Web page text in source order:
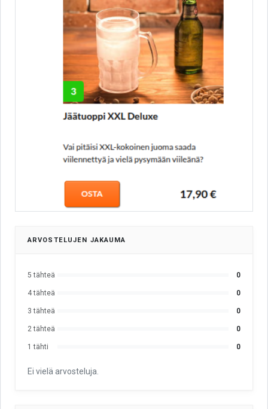
ARVOSTELUJEN JAKAUMA
5 tähteä 0
4 tähteä 0
3 tähteä 0
2 tähteä 0
1 tähti 0
Ei vielä arvosteluja.